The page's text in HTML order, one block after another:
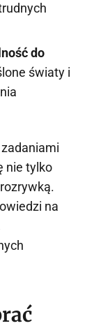
do
światy i
nie tylko
na